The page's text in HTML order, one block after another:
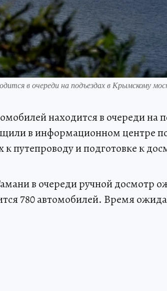
в очереди на подъездах в Крымскому
находится в очереди
в информационном центре
к путепроводу и подготовке к
в очереди ручной досмотр
780 автомобилей. Время